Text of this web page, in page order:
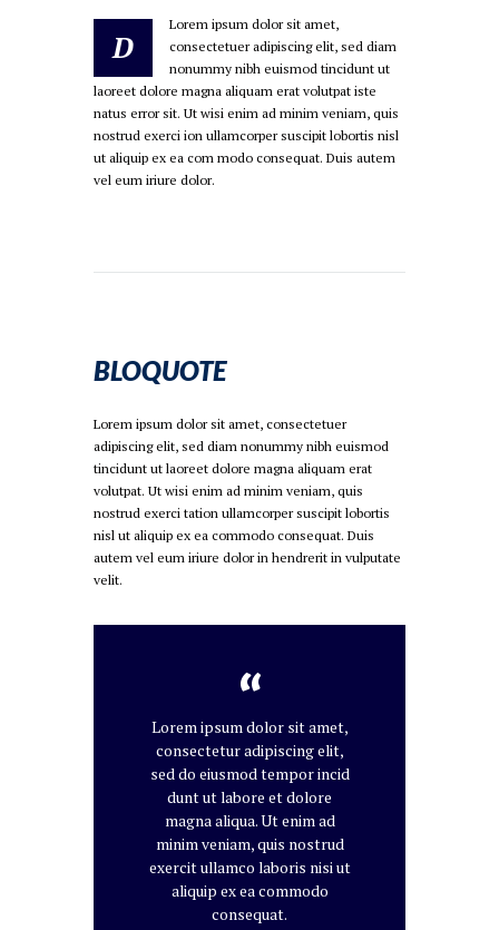
D
Lorem ipsum dolor sit amet,
consectetuer adipiscing elit, sed diam
nonummy nibh euismod tincidunt ut
laoreet dolore magna aliquam erat volutpat iste
natus error sit. Ut wisi enim ad minim veniam, quis
nostrud exerci ion ullamcorper suscipit lobortis nisl
ut aliquip ex ea com modo consequat. Duis autem
vel eum iriure dolor.
BLOQUOTE
Lorem ipsum dolor sit amet, consectetuer
adipiscing elit, sed diam nonummy nibh euismod
tincidunt ut laoreet dolore magna aliquam erat
volutpat. Ut wisi enim ad minim veniam, quis
nostrud exerci tation ullamcorper suscipit lobortis
nisl ut aliquip ex ea commodo consequat. Duis
autem vel eum iriure dolor in hendrerit in vulputate
velit.
Lorem ipsum dolor sit amet,
consectetur adipiscing elit,
sed do eiusmod tempor incid
dunt ut labore et dolore
magna aliqua. Ut enim ad
minim veniam, quis nostrud
exercit ullamco laboris nisi ut
aliquip ex ea commodo
consequat.